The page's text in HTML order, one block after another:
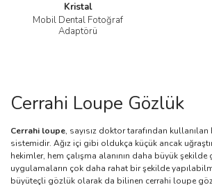
Kristal
Mobil Dental Fotoğraf
Adaptörü
Cerrahi Loupe Gözlük
Cerrahi loupe, sayısız doktor tarafından
sistemidir. Ağız içi gibi oldukça küçük ancak
hekimler, hem çalışma alanının daha büyük
uygulamaların çok daha rahat bir şekilde
büyüteçli gözlük olarak da bilinen cerrahi loupe